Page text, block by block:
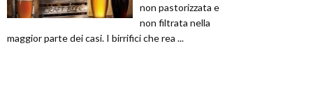
non pastorizzata e
non filtrata nella
maggior parte dei casi. I birrifici che rea ...